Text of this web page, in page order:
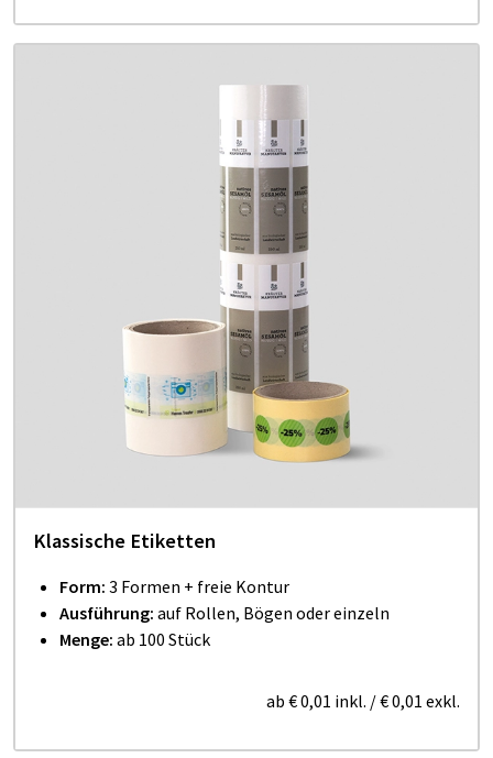
Klassische Etiketten
Form: 3 Formen + freie Kontur
Ausführung: auf Rollen, Bögen oder einzeln
Menge: ab 100 Stück
ab € 0,01 inkl. /€ 0,01 exkl.